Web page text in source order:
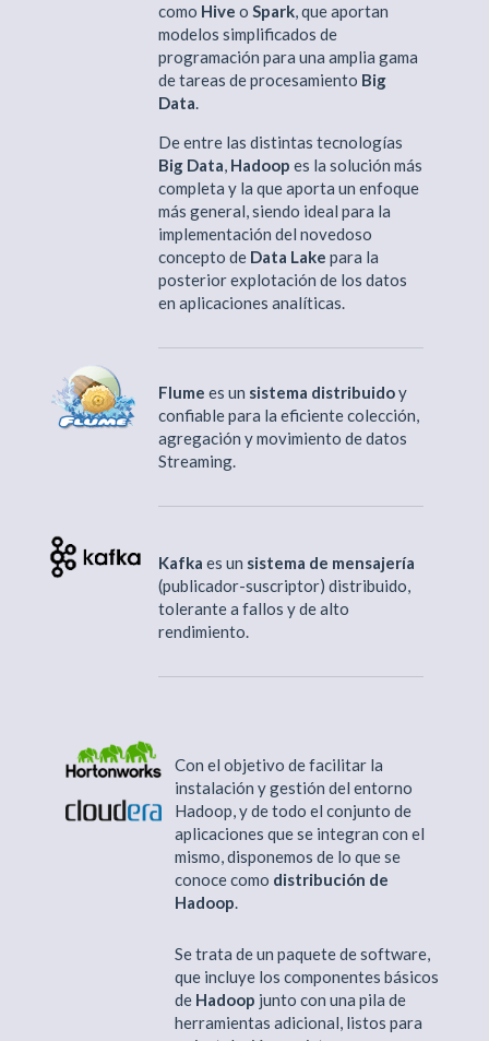
como Hive o Spark, que aportan
modelos simplificados de
programación para una amplia gama
de tareas de procesamiento Big
Data.
De entre las distintas tecnologías
Big Data, Hadoop es la solución más
completa y la que aporta un enfoque
más general, siendo ideal para la
implementación del novedoso
concepto de Data Lake para la
posterior explotación de los datos
en aplicaciones analíticas.
Flume es un sistema distribuidoy
confiable para la eficiente colección,
agregación y movimiento de datos
Streaming.
Kafka es un sistema de mensajería
(publicador-suscriptor) distribuido,
tolerante a fallos y de alto
rendimiento.
Con el objetivo de facilitar la
instalación y gestión del entorno
Hadoop, y de todo el conjunto de
aplicaciones que se integran con el
mismo, disponemos de lo que se
conoce como distribución de
Hadoop.
Se trata de un paquete de software,
que incluye los componentes básicos
de Hadoop junto con una pila de
herramientas adicional, listos para